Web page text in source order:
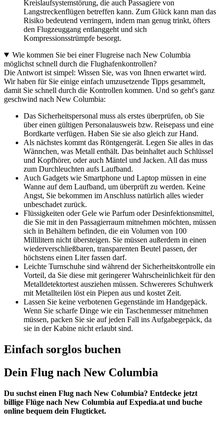
Kreislaufsystemstörung, die auch Passagiere von
Langstreckenflügen betreffen kann. Zum Glück kann man das
Risiko bedeutend verringern, indem man genug trinkt, öfters
den Flugzeuggang entlanggeht und sich
Kompressionsstrümpfe besorgt.
Wie kommen Sie bei einer Flugreise nach New Columbia
möglichst schnell durch die Flughafenkontrollen?
Die Antwort ist simpel: Wissen Sie, was von Ihnen erwartet wird.
Wir haben für Sie einige einfach umzusetzende Tipps gesammelt,
damit Sie schnell durch die Kontrollen kommen. Und so geht's ganz
geschwind nach New Columbia:
Das Sicherheitspersonal muss als erstes überprüfen, ob Sie
über einen gültigen Personalausweis bzw. Reisepass und eine
Bordkarte verfügen. Haben Sie sie also gleich zur Hand.
Als nächstes kommt das Röntgengerät. Legen Sie alles in das
Wännchen, was Metall enthält. Das beinhaltet auch Schlüssel
und Kopfhörer, oder auch Mäntel und Jacken. All das muss
zum Durchleuchten aufs Laufband.
Auch Gadgets wie Smartphone und Laptop müssen in eine
Wanne auf dem Laufband, um überprüft zu werden. Keine
Angst, Sie bekommen im Anschluss natürlich alles wieder
unbeschadet zurück.
Flüssigkeiten oder Gele wie Parfum oder Desinfektionsmittel,
die Sie mit in den Passagierraum mitnehmen möchten, müssen
sich in Behältern befinden, die ein Volumen von 100
Millilitern nicht übersteigen. Sie müssen außerdem in einen
wiederverschließbaren, transparenten Beutel passen, der
höchstens einen Liter fassen darf.
Leichte Turnschuhe sind während der Sicherheitskontrolle ein
Vorteil, da Sie diese mit geringerer Wahrscheinlichkeit für den
Metalldetektortest ausziehen müssen. Schwereres Schuhwerk
mit Metallteilen löst ein Piepen aus und kostet Zeit.
Lassen Sie keine verbotenen Gegenstände im Handgepäck.
Wenn Sie scharfe Dinge wie ein Taschenmesser mitnehmen
müssen, packen Sie sie auf jeden Fall ins Aufgabegepäck, da
sie in der Kabine nicht erlaubt sind.
Einfach sorglos buchen
Dein Flug nach New Columbia
Du suchst einen Flug nach New Columbia? Entdecke jetzt
billige Flüge nach New Columbia auf Expedia.at und buche
online bequem dein Flugticket.